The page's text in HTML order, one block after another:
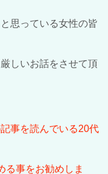
思っている女性の皆
しいお話をさせて頂
事を読んでいる20代
る事をお勧めしま